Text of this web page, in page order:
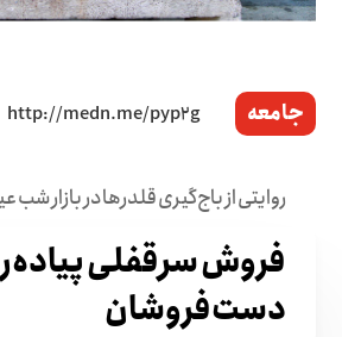
جامعه
روایتی از باج‌گیری قلدرها در بازار شب
فروش سرقفلی
دست‌فروشان